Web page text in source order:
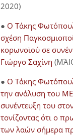
2020)
● Ο Τάκης
σχέση
κορωνοϊού σε
Γιώργο Σαχίνη
● O Τάκης
την ανάλυση του
συνέντευξη του
τονίζοντας ότι ο
των λαών σήμερα